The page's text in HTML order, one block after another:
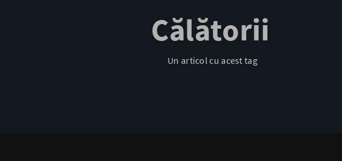
Călătorii
Un articol cu acest tag